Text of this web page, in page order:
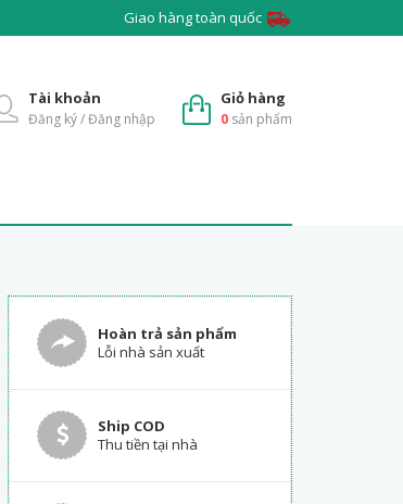
Giao hàng toàn quốc
Giỏ hàng
0 sản phẩm
Tài khoản
Đăng ký / Đăng nhập
Hoàn trả sản phẩm
Lỗi nhà sản xuất
Ship COD
Thu tiền tại nhà